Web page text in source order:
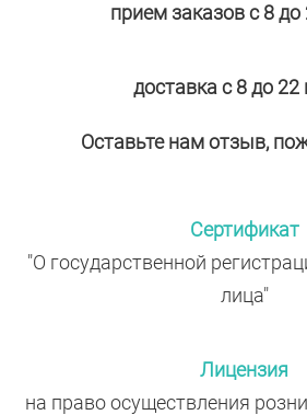
прием заказов с 8 до
доставка с 8 до 22
Оставьте нам отзыв,
Сертификат
"О государственной
лица"
Лицензия
на право осуществления